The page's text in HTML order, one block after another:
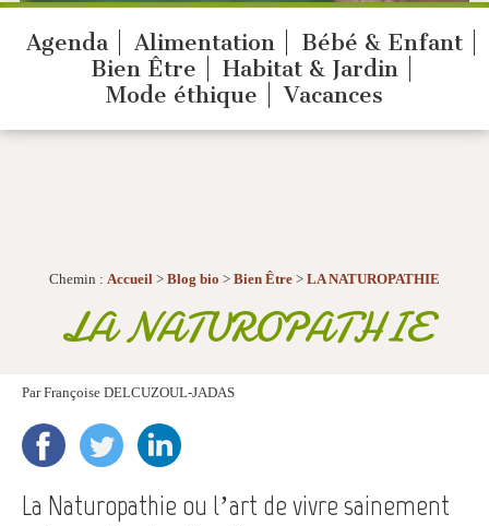
Agenda Alimentation
Bébé & Enfant
Bien Être
Habitat & Jardin
Mode éthique
Vacances
Chemin : Accueil > Blog bio > Bien Être > LA NATUROPATHIE
LA NATUROPATHIE
ParFrançoise DELCUZOUL-JADAS
La Naturopathie ou l’art de vivre sainement